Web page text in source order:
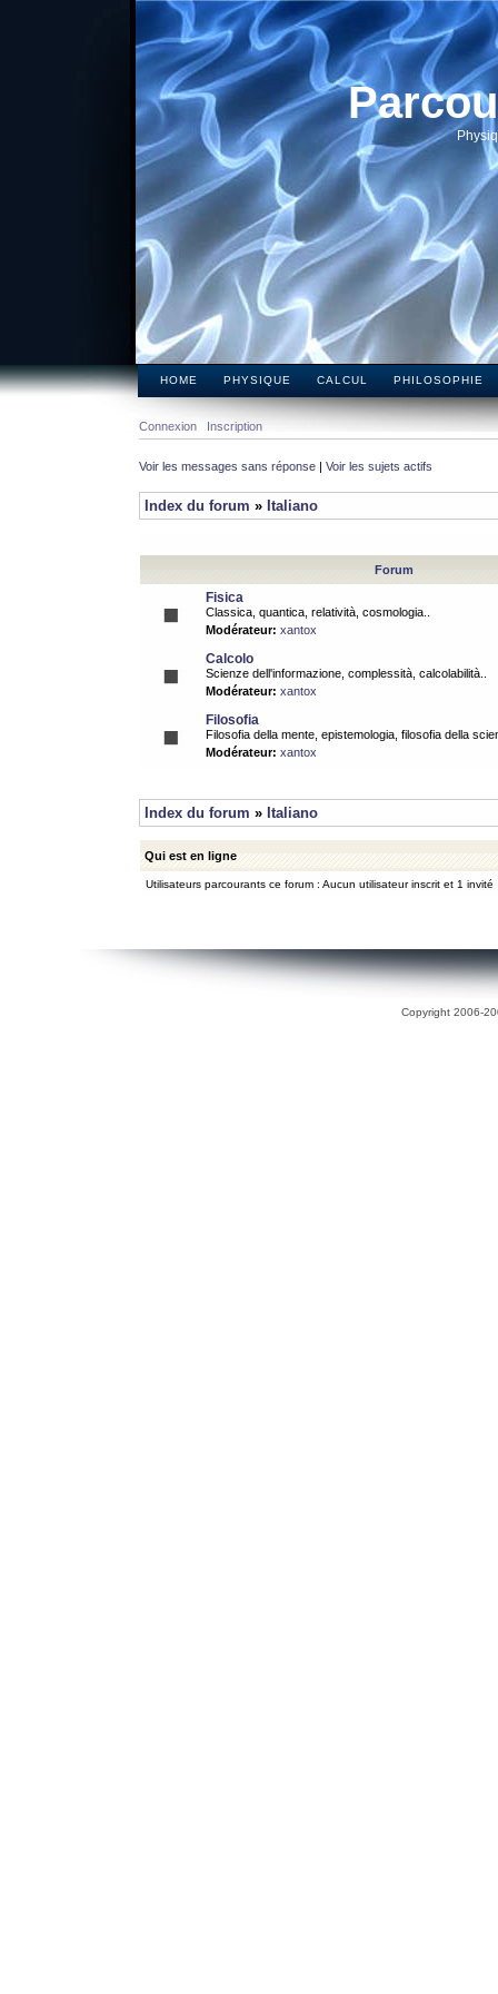
HOME PHYSIQUE CALCUL PHILOSOPHIE
Connexion Inscription
Voir les messages sans réponse | Voir les sujets actifs
Index du forum » Italiano
Forum
Fisica
Classica, quantica, relatività, cosmologia..
Modérateur: xantox
Calcolo
Scienze dell'informazione, complessità, calcolabilità..
Modérateur: xantox
Filosofia
Filosofia della mente, epistemologia, filosofia della
Modérateur: xantox
Index du forum » Italiano
Qui est en ligne
Utilisateurs parcourants ce forum : Aucun utilisateur inscrit et 1 invité
Copyright 2006-